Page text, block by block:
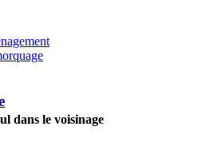
dans le voisinage